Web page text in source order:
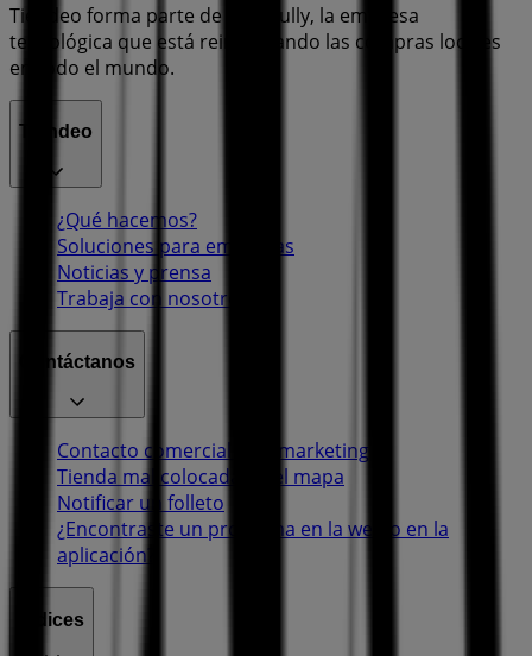
Tiendeo forma parte de Shopfully, la empresa
tecnológica que está reinventando las compras locales
en todo el mundo.
Tiendeo
¿Qué hacemos?
Soluciones para empresas
Noticias y prensa
Trabaja con nosotros
Contáctanos
Contacto comercial y de marketing
Tienda mal colocada en el mapa
Notificar un folleto
¿Encontraste un problema en la web o en la
aplicación?
Índices